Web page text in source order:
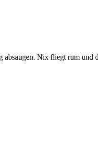
Nix fliegt rum und